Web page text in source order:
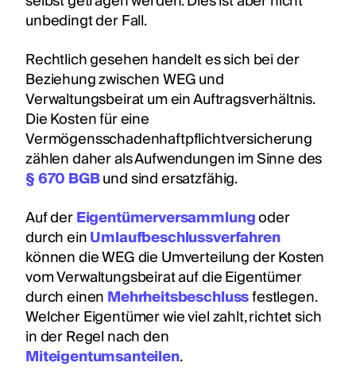
unbedingt der Fall.
Rechtlich gesehen handelt es sich bei der
Beziehung zwischen WEG und
Verwaltungsbeirat um ein Auftragsverhältnis.
Die Kosten für eine
Vermögensschadenhaftpflichtversicherung
zählen daher als Aufwendungen im Sinne des
§ 670 BGBund sind ersatzfähig.
Auf derEigentümerversammlungoder
durch einUmlaufbeschlussverfahren
können die WEG die Umverteilung der Kosten
vom Verwaltungsbeirat auf die Eigentümer
durch einenMehrheitsbeschlussfestlegen.
Welcher Eigentümer wie viel zahlt, richtet sich
in der Regel nach den
Miteigentumsanteilen.